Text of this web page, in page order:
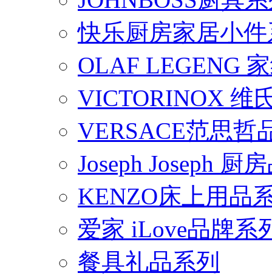
快乐厨房家居小
OLAF LEGENG
VICTORINOX 维
VERSACE范思哲
Joseph Joseph 厨
KENZO床上用品
爱家 iLove品牌系
餐具礼品系列